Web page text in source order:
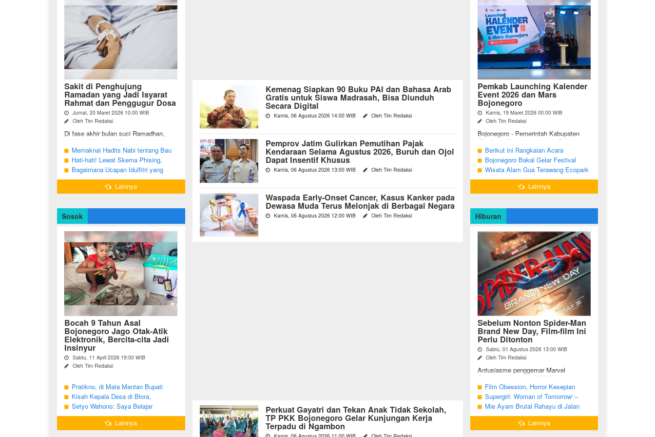
Kemenag Siapkan 90 Buku PAI dan Bahasa Arab
Gratis untuk Siswa Madrasah, Bisa Diunduh
Secara Digital
Kamis, 06 Agustus 2026 14:00 WIB Oleh Tim Redaksi
Pemprov Jatim Gulirkan Pemutihan Pajak
Kendaraan Selama Agustus 2026, Buruh dan Ojol
Dapat Insentif Khusus
Kamis, 06 Agustus 2026 13:00 WIB Oleh Tim Redaksi
Waspada Early-Onset Cancer, Kasus Kanker pada
Dewasa Muda Terus Melonjak di Berbagai Negara
Kamis, 06 Agustus 2026 12:00 WIB Oleh Tim Redaksi
Perkuat Gayatri dan Tekan Anak Tidak Sekolah,
TP PKK Bojonegoro Gelar Kunjungan Kerja
Terpadu di Ngambon
Sakit di Penghujung
Ramadan yang Jadi Isyarat
Rahmat dan Penggugur Dosa
Jumat, 20 Maret 2026 10:00 WIB
Oleh Tim Redaksi
Di fase akhir bulan suci Ramadhan,
tidak sedikit umat Muslim yang justru
diuji dengan kondisi kesehatan yang
menurun. Di tengah ...
Memaknai Hadits Nabi tentang Bau
Mulut Orang Berpuasa Secara Bijak
Agar Tidak Menggangu
Hati-hati! Lewat Skema Phising,
Akun Instagram Bisa Dibajak Kurang
dari 3 Menit
Bagaimana Ucapan Idulfitri yang
Benar Sesuai Sunah Rasulullah
Lainnya
Sosok
Bocah 9 Tahun Asal
Bojonegoro Jago Otak-Atik
Elektronik, Bercita-cita Jadi
Insinyur
Sabtu, 11 April 2026 19:00 WIB
Oleh Tim Redaksi
seusianya, seorang bocah dari Desa
Growok, Kecamatan Dander, Kabupaten
Bojonegoro ini justru memiliki minat
besar ...
Pratikno, di Mata Mantan Bupati
Bojonegoro, Kang Yoto
Kisah Kepala Desa di Blora,
Menjabat Tiga Periode Tapi Masih
Hidup Sederhana
Setyo Wahono: Saya Belajar
Pengabdian dari Orang Tua
Lainnya
Pemkab Launching Kalender
Event 2026 dan Mars
Bojonegoro
Kamis, 19 Maret 2026 00:00 WIB
Oleh Tim Redaksi
Bojonegoro - Pemerintah Kabupaten
(Pemkab) Bojonegoro, pada Rabu
malam (18/03/2026), bertempat di Jalan
Mas Tumapel Bojoonegoro,
melaunching Kalender Event
Bojonegoro ...
Berikut ini Rangkaian Acara
Peringatan Hari Jadi Bojonegoro Ke-
348 Tahun 2025
Bojonegoro Bakal Gelar Festival
Geopark 2025
Wisata Alam Gua Terawang Ecopark
Blora Kini Semakin Menarik
Lainnya
Hiburan
Sebelum Nonton Spider-Man
Brand New Day, Film-film Ini
Perlu Ditonton
Sabtu, 01 Agustus 2026 13:00 WIB
Oleh Tim Redaksi
Antusiasme penggemar Marvel
Cinematic Universe (MCU) kini kembali
meningkat seiring tayangnya
petualangan terbaru Spider-Man Brand
New Day. Bagi penggemar garis ...
Film Obession, Horror Kesepian
Generasi Saat Ini
Supergirl: Woman of Tomorrow' –
Potensi yang Terperangkap dalam
Narasi Generik
Mie Ayam Brutal Rahayu di Jalan
Pemuda Bojonegoro, Kuliner dengan
Banyak Pilihan Menu
Lainnya